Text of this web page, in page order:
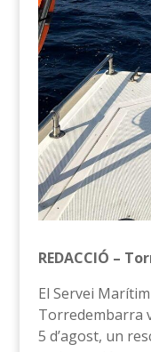
REDACCIÓ –
El Servei
Torredembarra
5 d’agost, un